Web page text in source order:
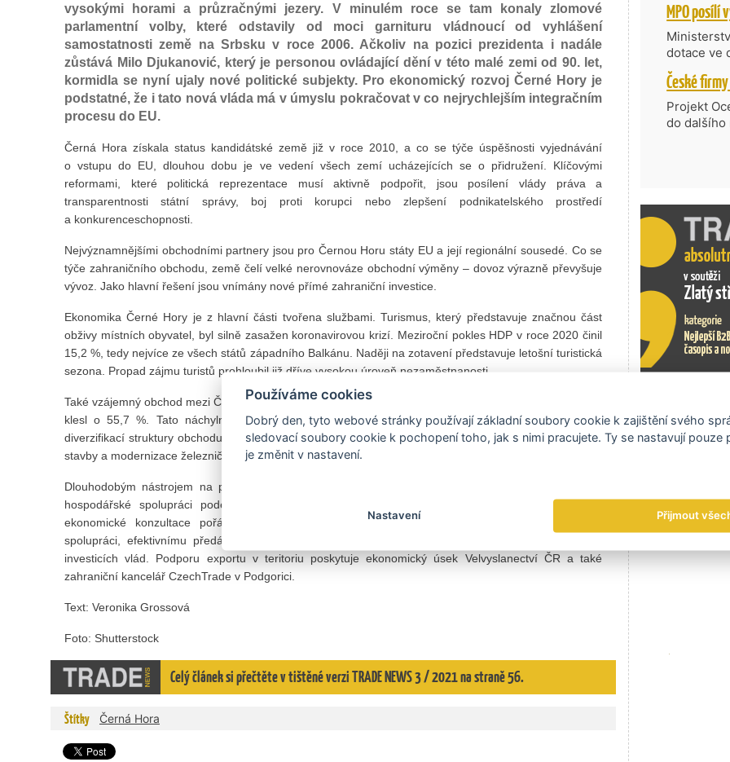
vysokými horami a průzračnými jezery. V minulém roce se tam konaly zlomové
parlamentní volby, které odstavily od moci garnituru vládnoucí od vyhlášení
samostatnosti země na Srbsku v roce 2006. Ačkoliv na pozici prezidenta i nadále
zůstává Milo Djukanović, který je personou ovládající dění v této malé zemi od 90. let,
kormidla se nyní ujaly nové politické subjekty. Pro ekonomický rozvoj Černé Hory je
podstatné, že i tato nová vláda má v úmyslu pokračovat v co nejrychlejším integračním
procesu do EU.
Černá Hora získala status kandidátské země již v roce 2010, a co se týče úspěšnosti vyjednávání
o vstupu do EU, dlouhou dobu je ve vedení všech zemí ucházejících se o přidružení. Klíčovými
reformami, které politická reprezentace musí aktivně podpořit, jsou posílení vlády práva a
transparentnosti státní správy, boj proti korupci nebo zlepšení podnikatelského prostředí
a konkurenceschopnosti.
Nejvýznamnějšími obchodními partnery jsou pro Černou Horu státy EU a její regionální sousedé. Co se
týče zahraničního obchodu, země čelí velké nerovnováze obchodní výměny – dovoz výrazně převyšuje
vývoz. Jako hlavní řešení jsou vnímány nové přímé zahraniční investice.
Ekonomika Černé Hory je z hlavní části tvořena službami. Turismus, který představuje značnou část
obživy místních obyvatel, byl silně zasažen koronavirovou krizí. Meziroční pokles HDP v roce 2020 činil
15,2 %, tedy nejvíce ze všech států západního Balkánu. Naději na zotavení představuje letošní turistická
sezona. Propad zájmu turistů prohloubil již dříve vysokou úroveň nezaměstnanosti.
Také vzájemný obchod mezi ČR a Černou Horou byl znatelně postižen loňskou krizí, objem vývozu z ČR
klesl o 55,7 %. Tato náchylnost k propadu v době krize by měla být do budoucna řešena větší
diverzifikací struktury obchodu. Co se týče aktivit českých firem přímo v regionu, zásadní jsou projekty
stavby a modernizace železniční infrastruktury.
Dlouhodobým nástrojem na podporu vzájemného obchodu mezi ČR a Černou Horou je Dohoda o
hospodářské spolupráci podepsaná oběma vládami v roce 2011. Zasedání smíšené komise a
ekonomické konzultace pořádané na základě této dohody napomáhají prioritizaci sektorů pro
spolupráci, efektivnímu předávání informací o připravovaných veřejných zakázkách a plánovaných
investicích vlád. Podporu exportu v teritoriu poskytuje ekonomický úsek Velvyslanectví ČR a také
zahraniční kancelář CzechTrade v Podgorici.
Text: Veronika Grossová
Foto: Shutterstock
Celý článek si přečtěte v tištěné verzi TRADE NEWS 3 / 2021 na straně 56.
Štítky Černá Hora
nabídne
zahraniční
dotace ve
Transfer,
Částkou
umělé
do
Projekt
do dalšího
prosazují
nejen
příběh.
Exportní
Exportní
Používáme cookies
Dobrý den, tyto webové stránky používají základní soubory cookie k zajištění svého
sledovací soubory cookie k pochopení toho, jak s nimi pracujete. Ty se nastavují pouze
je změnit v nastavení.
Nastavení Přijmout